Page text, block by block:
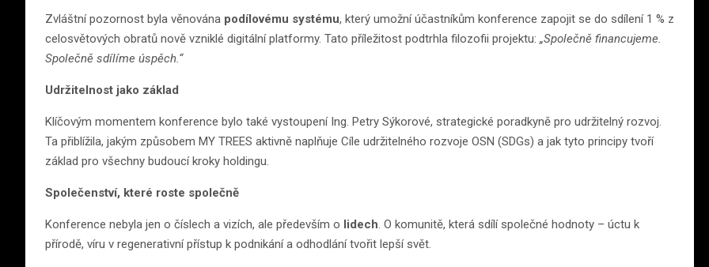
Zvláštní pozornost byla věnována podílovému systému, který umožní účastníkům konference zapojit se do sdílení 1 % z
celosvětových obratů nově vzniklé digitální platformy. Tato příležitost podtrhla filozofii projektu: „Společně financujeme.
Společně sdílíme úspěch.“
Udržitelnost jako základ
Klíčovým momentem konference bylo také vystoupení Ing. Petry Sýkorové, strategické poradkyně pro udržitelný rozvoj.
Ta přiblížila, jakým způsobem MY TREES aktivně naplňuje Cíle udržitelného rozvoje OSN (SDGs) a jak tyto principy tvoří
základ pro všechny budoucí kroky holdingu.
Společenství, které roste společně
Konference nebyla jen o číslech a vizích, ale především o lidech. O komunitě, která sdílí společné hodnoty – úctu k
přírodě, víru v regenerativní přístup k podnikání a odhodlání tvořit lepší svět.